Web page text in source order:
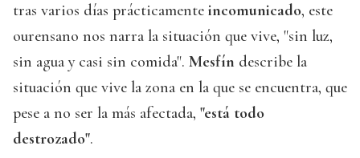
tras varios días prácticamente incomunicado, este
ourensano nos narra la situación que vive, "sin luz,
sin agua y casi sin comida". Mesfín describe la
situación que vive la zona en la que se encuentra, que
pese a no ser la más afectada, "está todo
destrozado".